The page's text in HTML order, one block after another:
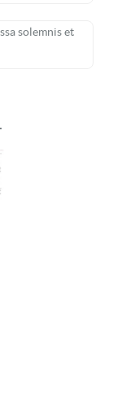
solemnis et